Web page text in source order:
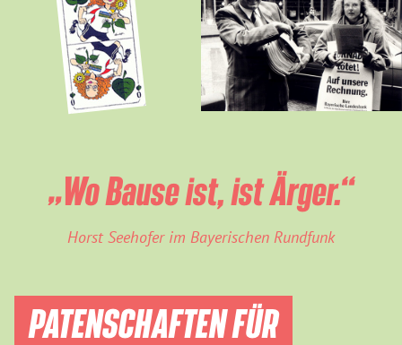
„Wo Bause ist, ist Ärger.“
Horst Seehofer im Bayerischen Rundfunk
PATENSCHAFTEN FÜR